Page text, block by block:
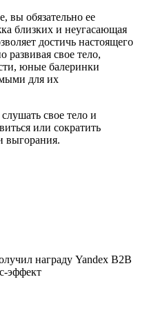
вы обязательно ее
близких и неугасающая
достичь настоящего
развивая свое тело,
юные балеринки
для их
свое тело и
или сократить
выгорания.